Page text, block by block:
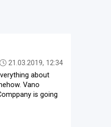
21.03.2019, 12:34
about
Vano
is going